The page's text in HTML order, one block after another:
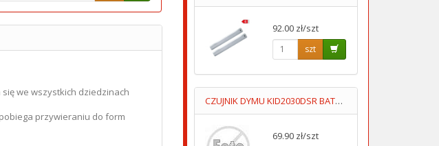
we wszystkich dziedzinach
przywieraniu do form
92.00 zł/szt
szt
CZUJNIK DYMU KID2030DSR BATERYJNY 3 LATA GWARANCJI KIDDE
69.90 zł/szt